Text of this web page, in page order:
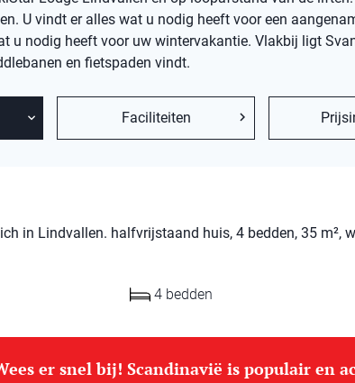
U vindt er alles wat u nodig heeft voor een
u nodig heeft voor uw wintervakantie. Vlakbij ligt
en fietspaden vindt.
Faciliteiten
in Lindvallen. halfvrijstaand huis, 4 bedden, 35 m²,
4 bedden
er snel bij! Scandinavië is populair en